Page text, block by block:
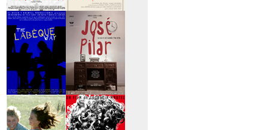
>Relatos Salvajes
>Con la pata
quebrada
>The Labèque Way >José y Pilar